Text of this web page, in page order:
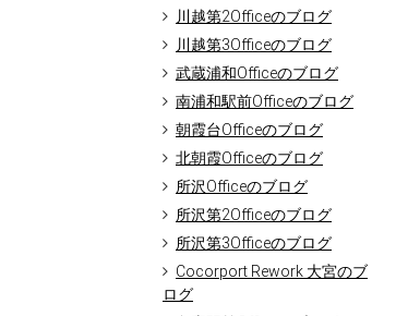
川越第2Officeのブログ
川越第3Officeのブログ
武蔵浦和Officeのブログ
南浦和駅前Officeのブログ
朝霞台Officeのブログ
北朝霞Officeのブログ
所沢Officeのブログ
所沢第2Officeのブログ
所沢第3Officeのブログ
Cocorport Rework 大宮のブ
ログ